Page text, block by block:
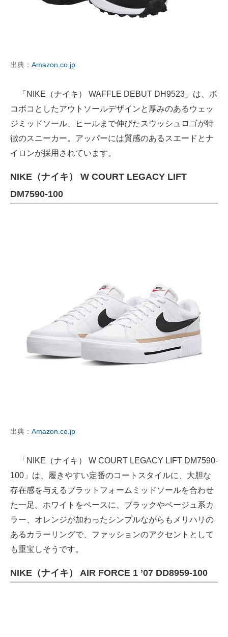
出典： Amazon.co.jp
「NIKE（ナイキ） WAFFLE DEBUT DH9523」は、ボ
コボコとしたアウトソールデザインと厚みのあるウェッ
ジミッドソール、ヒールまで伸びたスウッシュロゴが特
徴のスニーカー。アッパーには質感のあるスエードとナ
イロンが採用されています。
NIKE（ナイキ） W COURT LEGACY LIFT
DM7590-100
出典： Amazon.co.jp
「NIKE（ナイキ） W COURT LEGACY LIFT DM7590-
100」は、履きやすい定番のコートスタイルに、大胆な
存在感を与えるプラットフォームミッドソールを合わせ
た一足。ホワイトをベースに、ブラックやベージュ系カ
ラー、オレンジが加わったシンプルながらもメリハリの
あるカラーリングで、ファッションのアクセントとして
も重宝しそうです。
NIKE（ナイキ） AIR FORCE 1 ’07 DD8959-100